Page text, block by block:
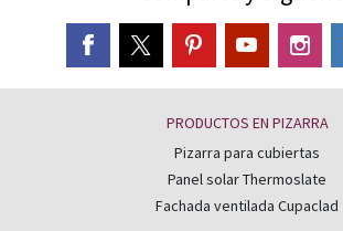
PRODUCTOS EN PIZARRA
Pizarra para cubiertas
Panel solar Thermoslate
Fachada ventilada Cupaclad